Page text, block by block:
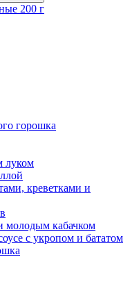
200 г
горошка
луком
креветками и
молодым кабачком
с укропом и бататом